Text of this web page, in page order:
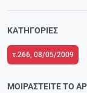
ΚΑΤΗΓΟΡΊΕΣ
τ.266, 08/05/2009
ΜΟΙΡΑΣΤΕΊΤΕ ΤΟ